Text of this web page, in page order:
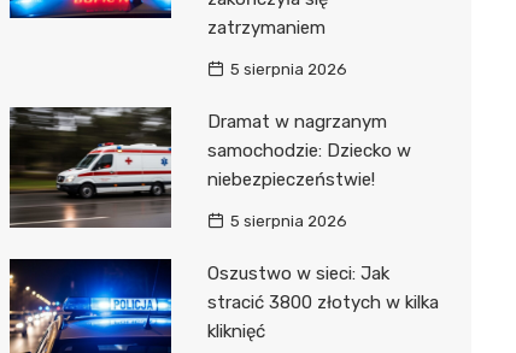
zatrzymaniem
5 sierpnia 2026
Dramat w nagrzanym
samochodzie: Dziecko w
niebezpieczeństwie!
5 sierpnia 2026
Oszustwo w sieci: Jak
stracić 3800 złotych w kilka
kliknięć